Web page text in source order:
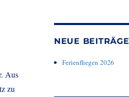
Aus
zu
NEUE BEITRÄGE
Ferienfliegen 2026